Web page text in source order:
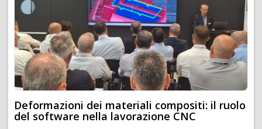
Deformazioni dei materiali compositi: il ruolo
del software nella lavorazione CNC